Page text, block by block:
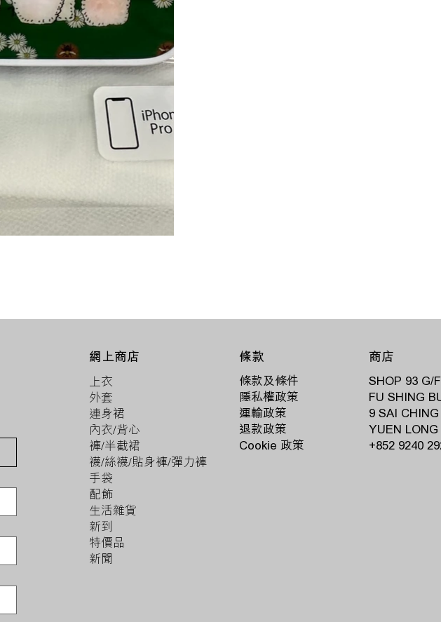
上衣
外套
連身裙
內衣/背心
褲/半截裙
襪/絲襪/貼身褲/彈力褲
手袋
配飾
生活雜貨
新到
特價品
新聞
網上商店
條款及條件
隱私權政策
運輸政策
退款政策
Cookie 政策
條款
SHOP 93 G/F
FU SHING
9 SAI
YUEN LONG
‭+852 9240
商店